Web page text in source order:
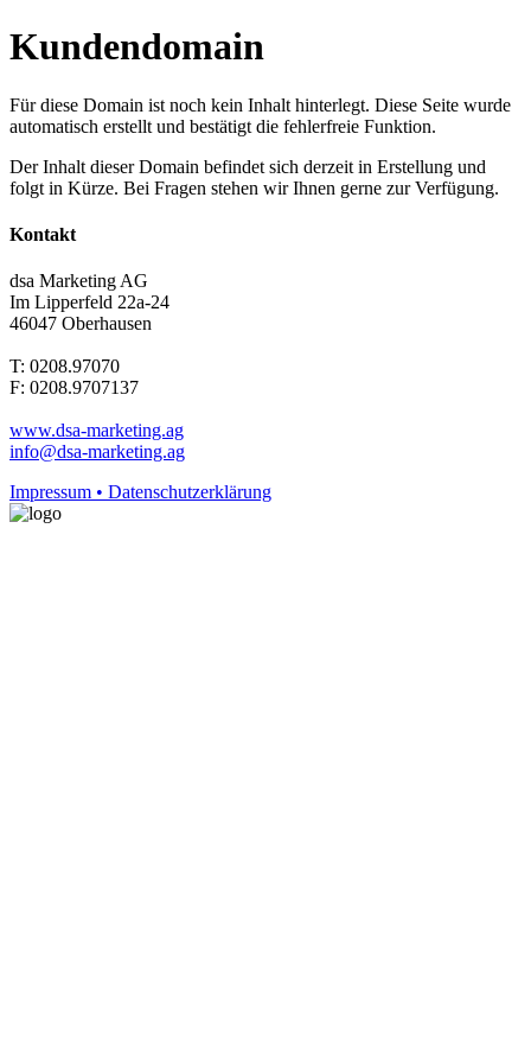
Kundendomain
Für diese Domain ist noch kein Inhalt hinterlegt. Diese Seite wurde
automatisch erstellt und bestätigt die fehlerfreie Funktion.
Der Inhalt dieser Domain befindet sich derzeit in Erstellung und
folgt in Kürze. Bei Fragen stehen wir Ihnen gerne zur Verfügung.
Kontakt
dsa Marketing AG
Im Lipperfeld 22a-24
46047 Oberhausen
T: 0208.97070
F: 0208.9707137
www.dsa-marketing.ag
info@dsa-marketing.ag
Impressum • Datenschutzerklärung